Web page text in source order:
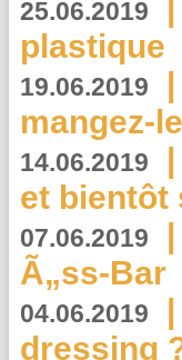
25.06.2019 |
plastique
19.06.2019 |
mangez-
14.06.2019 |
et bientôt
07.06.2019 |
Ã„ss-Bar
04.06.2019 |
dressing